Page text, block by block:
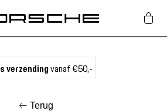
verzendingvanaf €50,-
Terug